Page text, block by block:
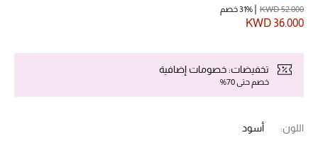
ما وصلنا حديثاً
الموسم الجديد
KWD 36.000
KWD 52.000 31% خصم
تخفيضات: خصومات إضافية
خصم حتى 70%
اللون: أسود